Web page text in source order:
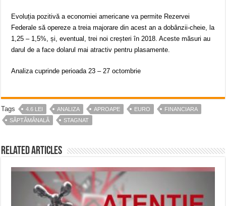
Evoluția pozitivă a economiei americane va permite Rezervei
Federale să opereze a treia majorare din acest an a dobânzii-cheie, la
1,25 – 1,5%, și, eventual, trei noi creșteri în 2018. Aceste măsuri au
darul de a face dolarul mai atractiv pentru plasamente.
Analiza cuprinde perioada 23 – 27 octombrie​
Tags 4.6 LEI ANALIZA APROAPE EURO
FINANCIARA
SĂPTĂMÂNALĂ
STAGNAT
Related Articles